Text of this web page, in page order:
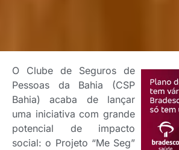
O Clube de Seguros de
Pessoas da Bahia (CSP
Bahia) acaba de lançar
uma iniciativa com grande
potencial de impacto
social: o Projeto “Me Seg”